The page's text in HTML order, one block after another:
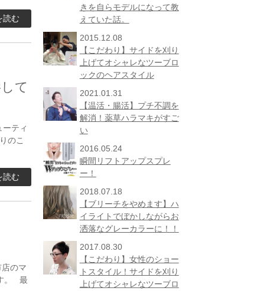
読む
て
ティ
のこ
読む
のマ
。 最
きを自らモデルになって教
えていた話。
2015.12.08
【こだわり】サイドを刈り
上げてオシャレなツーブロ
ックのヘアスタイル
2021.01.31
【温活・腸活】プチ不調を
解消！薬草ハラマキがすご
い
2016.05.24
瞬間リフトアップスプレ
ー！
2018.07.18
【ブリーチをやめます】ハ
イライトでぼかしながらお
洒落なグレーカラーに！！
2017.08.30
【こだわり】女性のショー
トスタイル！サイドを刈り
上げてオシャレなツーブロ